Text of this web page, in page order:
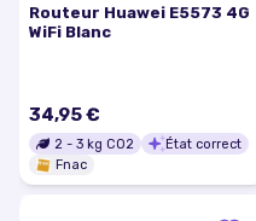
Routeur Huawei E5573 4G
WiFi Blanc
34,95 €
2 - 3 kg CO2
État correct
Fnac